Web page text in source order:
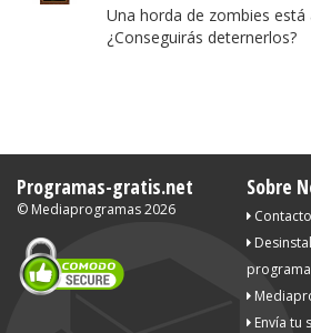
Una horda de zombies está
¿Conseguirás deternerlos?
Programas-gratis.net
© Mediaprogramas2026
Sobre
Contacto
Envía tu